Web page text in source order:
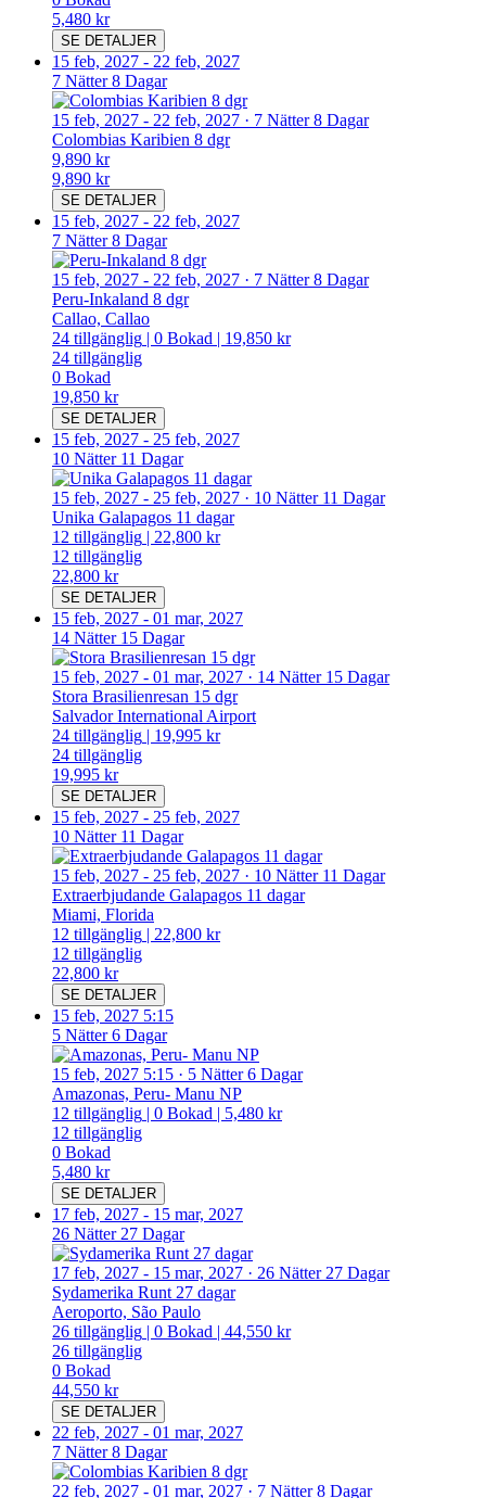
5,480 kr
SE DETALJER
15 feb, 2027 - 22 feb, 2027
7 Nätter 8 Dagar
15 feb, 2027 - 22 feb, 2027 · 7 Nätter 8 Dagar
Colombias Karibien 8 dgr
9,890 kr
9,890 kr
SE DETALJER
15 feb, 2027 - 22 feb, 2027
7 Nätter 8 Dagar
15 feb, 2027 - 22 feb, 2027 · 7 Nätter 8 Dagar
Peru-Inkaland 8 dgr
Callao, Callao
24 tillgänglig | 0 Bokad | 19,850 kr
24 tillgänglig
0 Bokad
19,850 kr
SE DETALJER
15 feb, 2027 - 25 feb, 2027
10 Nätter 11 Dagar
15 feb, 2027 - 25 feb, 2027 · 10 Nätter 11 Dagar
Unika Galapagos 11 dagar
12 tillgänglig | 22,800 kr
12 tillgänglig
22,800 kr
SE DETALJER
15 feb, 2027 - 01 mar, 2027
14 Nätter 15 Dagar
15 feb, 2027 - 01 mar, 2027 · 14 Nätter 15 Dagar
Stora Brasilienresan 15 dgr
Salvador International Airport
24 tillgänglig | 19,995 kr
24 tillgänglig
19,995 kr
SE DETALJER
15 feb, 2027 - 25 feb, 2027
10 Nätter 11 Dagar
15 feb, 2027 - 25 feb, 2027 · 10 Nätter 11 Dagar
Extraerbjudande Galapagos 11 dagar
Miami, Florida
12 tillgänglig | 22,800 kr
12 tillgänglig
22,800 kr
SE DETALJER
15 feb, 2027 5:15
5 Nätter 6 Dagar
15 feb, 2027 5:15 · 5 Nätter 6 Dagar
Amazonas, Peru- Manu NP
12 tillgänglig | 0 Bokad | 5,480 kr
12 tillgänglig
0 Bokad
5,480 kr
SE DETALJER
17 feb, 2027 - 15 mar, 2027
26 Nätter 27 Dagar
17 feb, 2027 - 15 mar, 2027 · 26 Nätter 27 Dagar
Sydamerika Runt 27 dagar
Aeroporto, São Paulo
26 tillgänglig | 0 Bokad | 44,550 kr
26 tillgänglig
0 Bokad
44,550 kr
SE DETALJER
22 feb, 2027 - 01 mar, 2027
7 Nätter 8 Dagar
22 feb, 2027 - 01 mar, 2027 · 7 Nätter 8 Dagar